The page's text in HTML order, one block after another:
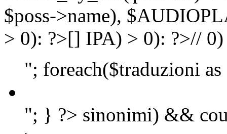
$poss->name),
> 0): ?>[] IPA) > 0): ?>//
"; foreach($traduzioni
"; } ?> sinonimi) &&